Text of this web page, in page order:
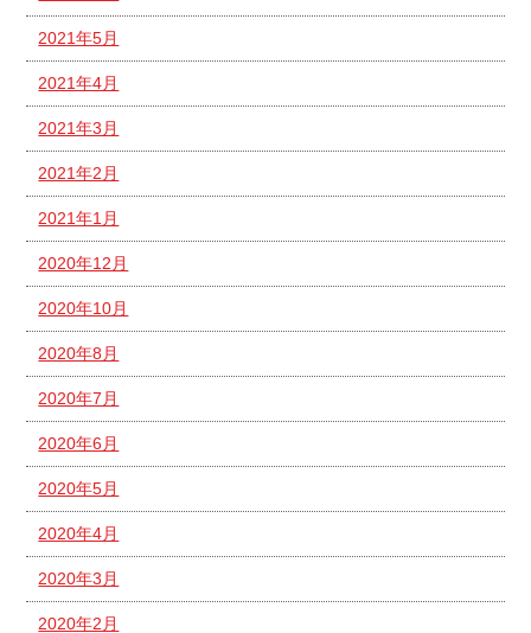
2021年5月
2021年4月
2021年3月
2021年2月
2021年1月
2020年12月
2020年10月
2020年8月
2020年7月
2020年6月
2020年5月
2020年4月
2020年3月
2020年2月